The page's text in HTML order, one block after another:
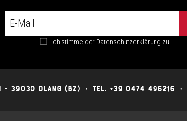
Ich stimme der Datenschutzerklärung zu
I - 39030 OLANG (BZ) TEL. +39 0474 496216